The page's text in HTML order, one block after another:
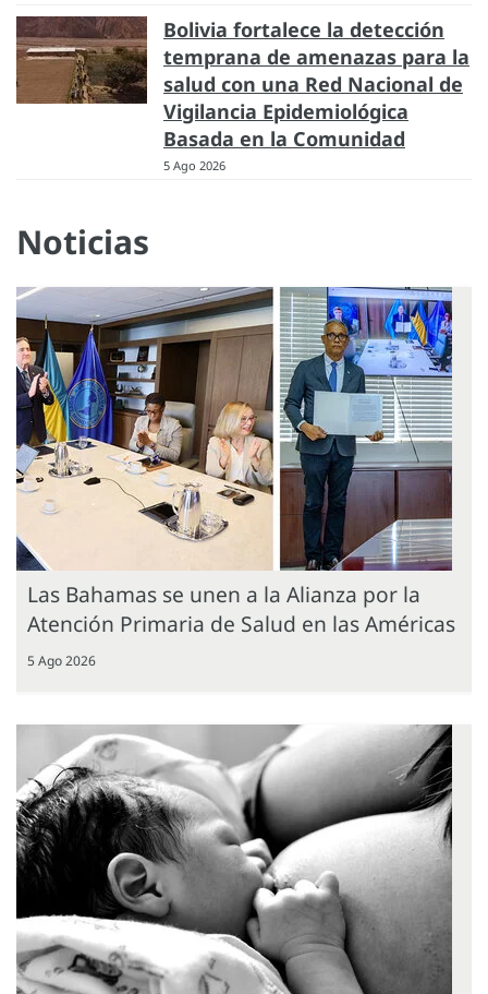
Bolivia fortalece la detección
temprana de amenazas para la
salud con una Red Nacional de
Vigilancia Epidemiológica
Basada en la Comunidad
5 Ago 2026
Noticias
Las Bahamas se unen a la Alianza por la
Atención Primaria de Salud en las Américas
5 Ago 2026